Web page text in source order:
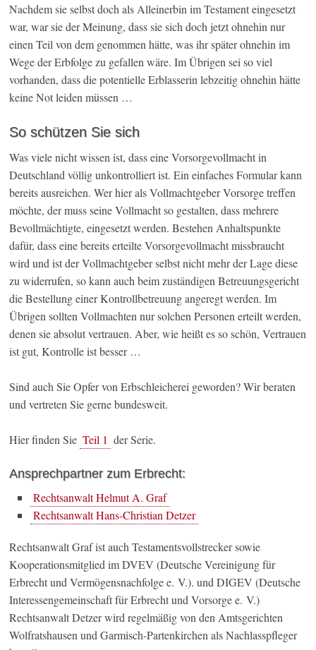
Nachdem sie selbst doch als Alleinerbin im Testament eingesetzt
war, war sie der Meinung, dass sie sich doch jetzt ohnehin nur
einen Teil von dem genommen hätte, was ihr später ohnehin im
Wege der Erbfolge zu gefallen wäre. Im Übrigen sei so viel
vorhanden, dass die potentielle Erblasserin lebzeitig ohnehin hätte
keine Not leiden müssen …
So schützen Sie sich
Was viele nicht wissen ist, dass eine Vorsorgevollmacht in
Deutschland völlig unkontrolliert ist. Ein einfaches Formular kann
bereits ausreichen. Wer hier als Vollmachtgeber Vorsorge treffen
möchte, der muss seine Vollmacht so gestalten, dass mehrere
Bevollmächtigte, eingesetzt werden. Bestehen Anhaltspunkte
dafür, dass eine bereits erteilte Vorsorgevollmacht missbraucht
wird und ist der Vollmachtgeber selbst nicht mehr der Lage diese
zu widerrufen, so kann auch beim zuständigen Betreuungsgericht
die Bestellung einer Kontrollbetreuung angeregt werden. Im
Übrigen sollten Vollmachten nur solchen Personen erteilt werden,
denen sie absolut vertrauen. Aber, wie heißt es so schön, Vertrauen
ist gut, Kontrolle ist besser …
Sind auch Sie Opfer von Erbschleicherei geworden? Wir beraten
und vertreten Sie gerne bundesweit.
Hier finden Sie Teil 1 der Serie.
Ansprechpartner zum Erbrecht:
Rechtsanwalt Helmut A. Graf
Rechtsanwalt Hans-Christian Detzer
Rechtsanwalt Graf ist auch Testamentsvollstrecker sowie
Kooperationsmitglied im DVEV (Deutsche Vereinigung für
Erbrecht und Vermögensnachfolge e. V.). und DIGEV (Deutsche
Interessengemeinschaft für Erbrecht und Vorsorge e. V.)
Rechtsanwalt Detzer wird regelmäßig von den Amtsgerichten
Wolfratshausen und Garmisch-Partenkirchen als Nachlasspfleger